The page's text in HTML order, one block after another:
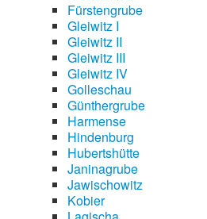
Fürstengrube
Gleiwitz I
Gleiwitz II
Gleiwitz III
Gleiwitz IV
Golleschau
Günthergrube
Harmense
Hindenburg
Hubertshütte
Janinagrube
Jawischowitz
Kobier